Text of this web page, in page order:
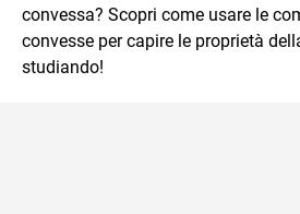
conseguito l'abilitazione a
entrato di ruolo nel 2023
convessa? Scopri come usare le
convesse per capire le proprietà
studiando!